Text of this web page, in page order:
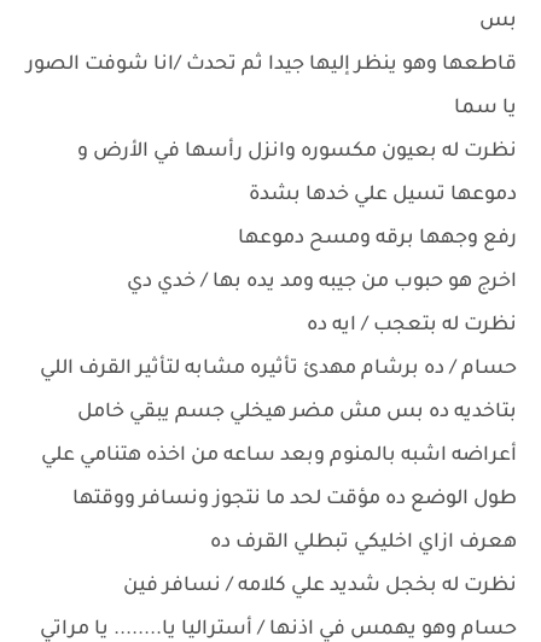
بس
قاطعها وهو ينظر إليها جيدا ثم تحدث /انا شوفت الصور
يا سما
نظرت له بعيون مكسوره وانزل رأسها في الأرض و
دموعها تسيل علي خدها بشدة
رفع وجهها برقه ومسح دموعها
اخرج هو حبوب من جيبه ومد يده بها / خدي دي
نظرت له بتعجب / ايه ده
حسام / ده برشام مهدئ تأثيره مشابه لتأثير القرف اللي
بتاخديه ده بس مش مضر هيخلي جسم يبقي خامل
أعراضه اشبه بالمنوم وبعد ساعه من اخذه هتنامي علي
طول الوضع ده مؤقت لحد ما نتجوز ونسافر ووقتها
هعرف ازاي اخليكي تبطلي القرف ده
نظرت له بخجل شديد علي كلامه / نسافر فين
حسام وهو يهمس في اذنها / أستراليا يا........ يا مراتي